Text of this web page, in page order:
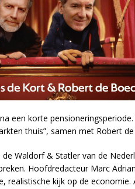
een korte
thuis”, samen met Robert
Waldorf & Statler van de
Hoofdredacteur Marc
realistische kijk op de economie.